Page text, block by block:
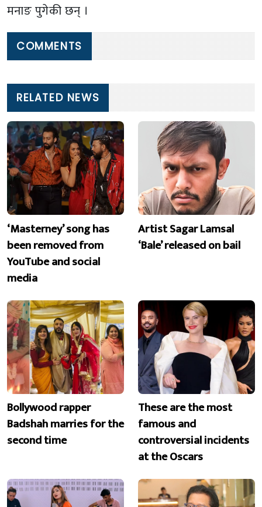
मनाङ पुगेकी छन् ।
COMMENTS
RELATED NEWS
‘Masterney’ song has
been removed from
YouTube and social
media
Artist Sagar Lamsal
‘Bale’ released on bail
Bollywood rapper
Badshah marries for the
second time
These are the most
famous and
controversial incidents
at the Oscars